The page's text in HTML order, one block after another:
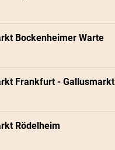
Bockenheimer Warte
Frankfurt - Gallusmarkt
Rödelheim